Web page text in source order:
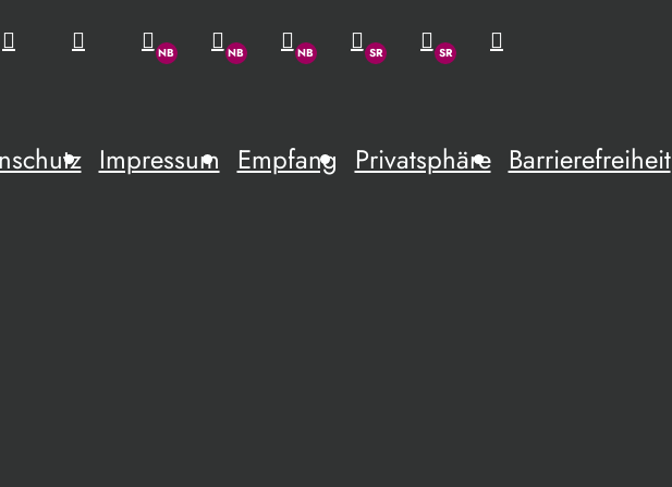
Impressum Empfang Privatsphäre Barrierefreiheit